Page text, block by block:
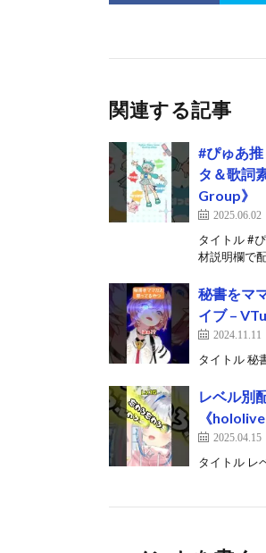
関連する記事
#ぴゅあ
タ＆歌詞
Group》
2025.06.02
タイトル #
材説明欄で
秘書をマ
イブ –
2024.11.11
タイトル 秘
レベル別
《
2025.04.15
タイトル レ